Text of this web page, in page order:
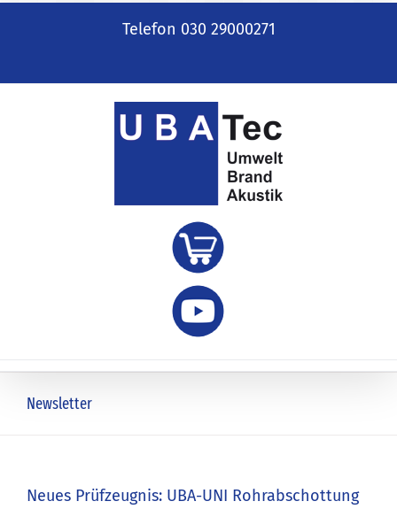
Telefon 030 29000271
Newsletter
Neues Prüfzeugnis: UBA-UNI Rohrabschottung